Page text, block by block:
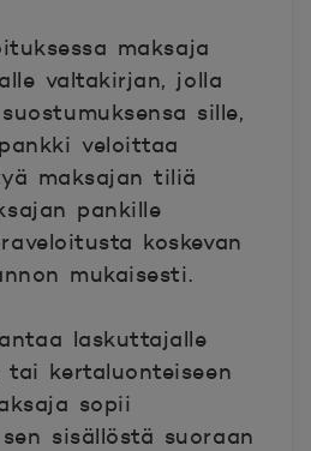
maksaja
valtakirjan, jolla
sille,
veloittaa
maksajan tiliä
pankille
koskevan
mukaisesti.
laskuttajalle
kertaluonteiseen
sopii
sisällöstä suoraan